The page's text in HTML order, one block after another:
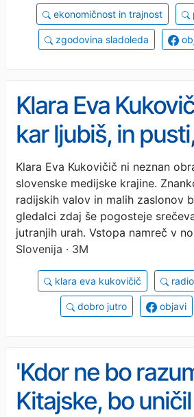
ekonomičnost in trajnost
zgodovina sladoleda
Klara Eva
kar ljubiš, in
vodi
Klara Eva Kukovičič ni neznan
slovenske medijske krajine.
radijskih valov in malih zaslonov
gledalci zdaj še pogosteje
jutranjih urah. Vstopa namreč v
Slovenija · 3M
klara eva kukovičič radio
dobro jutro objavi
'Kdor ne bo
Kitajske, bo uničil